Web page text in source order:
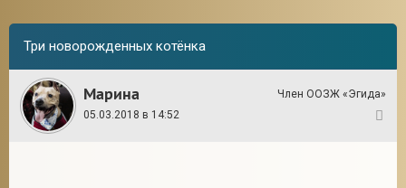
Три новорожденных котёнка
Марина
Член ООЗЖ «Эгида»
05.03.2018 в 14:52